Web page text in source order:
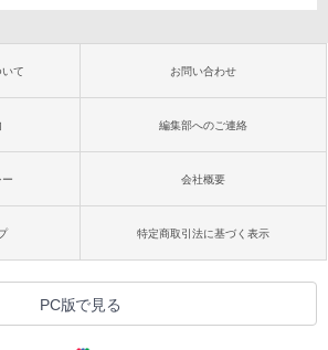
て お問い合わせ
編集部へのご連絡
会社概要
特定商取引法に基づく表示
PC版で見る